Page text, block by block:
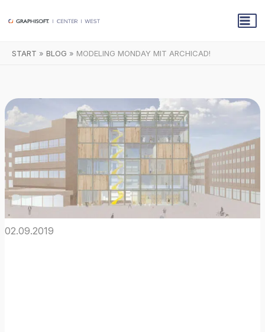
Inhalt
START BLOG MODELING MONDAY MIT ARCHICAD!
02.09.2019